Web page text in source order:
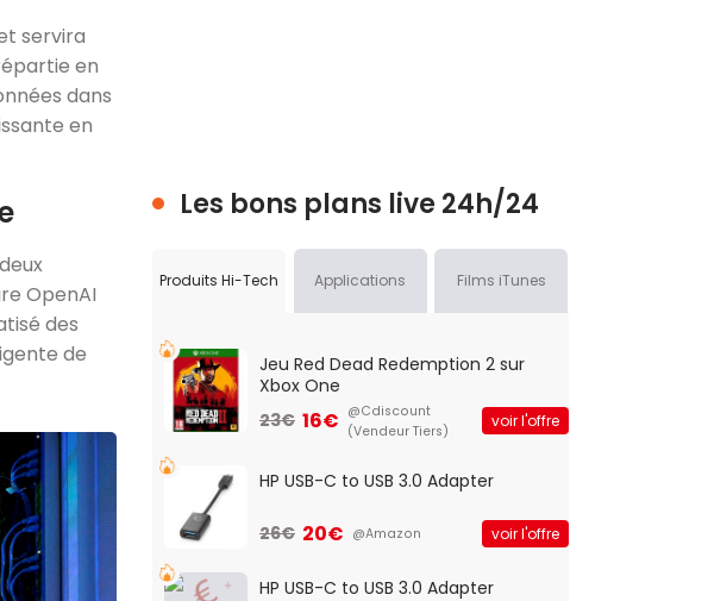
servira
en
dans
en
OpenAI
des
de
Les bons plans live 24h/24
Produits Hi-Tech Applications Films iTunes
Jeu Red Dead Redemption 2 sur
Xbox One
23€ 16€ @Cdiscount
(Vendeur Tiers)
voir l'offre
HP USB-C to USB 3.0 Adapter
26€ 20€ @Amazon voir l'offre
HP USB-C to USB 3.0 Adapter